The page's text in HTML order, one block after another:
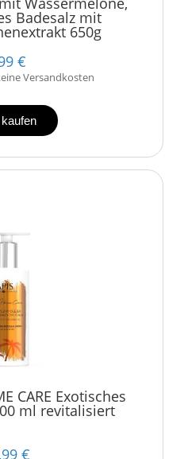
Badesalz mit
650g
€
Versandkosten
CARE Exotisches
ml revitalisiert
€